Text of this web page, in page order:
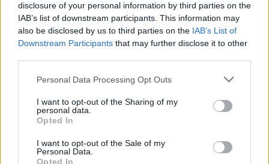
disclosure of your personal information by third parties on the
IAB’s list of downstream participants. This information may
also be disclosed by us to third parties on the IAB’s List of
Downstream Participants that may further disclose it to other
Personal Data Processing Opt Outs
I want to opt-out of the Sharing of my
personal data.
Opted In
I want to opt-out of the Sale of my
Personal Data.
Opted In
Ez tényleg békés tüntetés
Olyannyira, hogy van, aki keresztrejtvényt fejt. Más pedig kutyával
jött.
Kinek szól a taps?